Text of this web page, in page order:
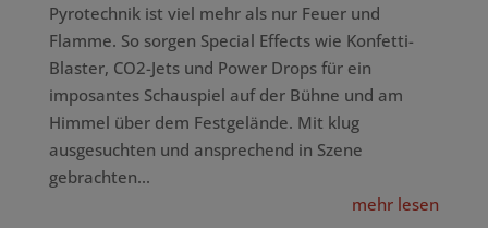
Pyrotechnik ist viel mehr als nur Feuer und
Flamme. So sorgen Special Effects wie Konfetti-
Blaster, CO2-Jets und Power Drops für ein
imposantes Schauspiel auf der Bühne und am
Himmel über dem Festgelände. Mit klug
ausgesuchten und ansprechend in Szene
gebrachten...
mehr lesen